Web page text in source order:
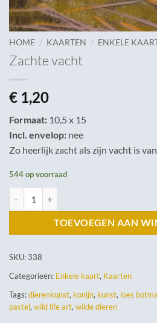
HOME / KAARTEN / ENKELE
Zachte vacht
€ 1,20
Formaat: 10,5 x 15
Incl. envelop: nee
Zo heerlijk zacht als zijn vacht is
544 op voorraad
TOEVOEGEN AAN
SKU: 338
Categorieën: Enkele kaart, Kaarten
Tags:dierenkunst, konijn, kunst, loes
pastel, wild life art, wilde dieren